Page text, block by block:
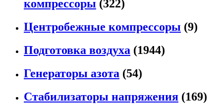
компрессоры (322)
Центробежные компрессоры (9)
Подготовка воздуха (1944)
Генераторы азота (54)
Стабилизаторы напряжения (169)